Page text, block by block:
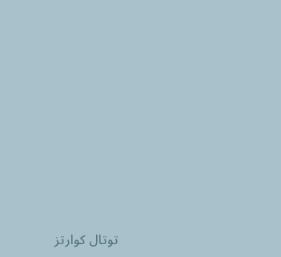
توتال كوارتز